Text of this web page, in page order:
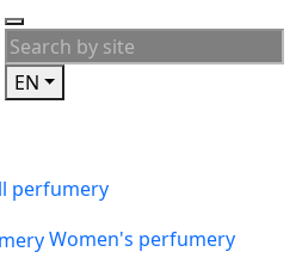
EN
perfumery
Women's perfumery